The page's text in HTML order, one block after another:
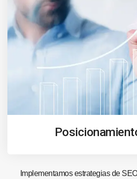
Implementamos estrategias de